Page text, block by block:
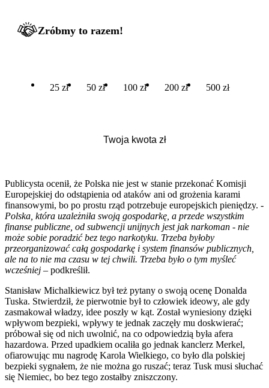
Zróbmy to razem!
25 zł 50 zł 100 zł 200 zł 500 zł
Publicysta ocenił, że Polska nie jest w stanie przekonać Komisji
Europejskiej do odstąpienia od ataków ani od grożenia karami
finansowymi, bo po prostu rząd potrzebuje europejskich pieniędzy. -
Polska, która uzależniła swoją gospodarkę, a przede wszystkim
finanse publiczne, od subwencji unijnych jest jak narkoman - nie
może sobie poradzić bez tego narkotyku. Trzeba byłoby
przeorganizować całą gospodarkę i system finansów publicznych,
ale na to nie ma czasu w tej chwili. Trzeba było o tym myśleć
wcześniej – podkreślił.
Stanisław Michalkiewicz był też pytany o swoją ocenę Donalda
Tuska. Stwierdził, że pierwotnie był to człowiek ideowy, ale gdy
zasmakował władzy, idee poszły w kąt. Został wyniesiony dzięki
wpływom bezpieki, wpływy te jednak zaczęły mu doskwierać;
próbował się od nich uwolnić, na co odpowiedzią była afera
hazardowa. Przed upadkiem ocaliła go jednak kanclerz Merkel,
ofiarowując mu nagrodę Karola Wielkiego, co było dla polskiej
bezpieki sygnałem, że nie można go ruszać; teraz Tusk musi słuchać
się Niemiec, bo bez tego zostałby zniszczony.